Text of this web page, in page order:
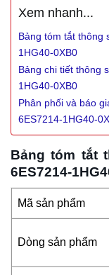
Xem nhanh...
Bảng tóm tắt thông
1HG40-0XB0
Bảng chi tiết thông
1HG40-0XB0
Phân phối và báo
6ES7214-1HG40-
Bảng tóm tắt
6ES7214-
Mã sản phẩm
Dòng sản phẩm